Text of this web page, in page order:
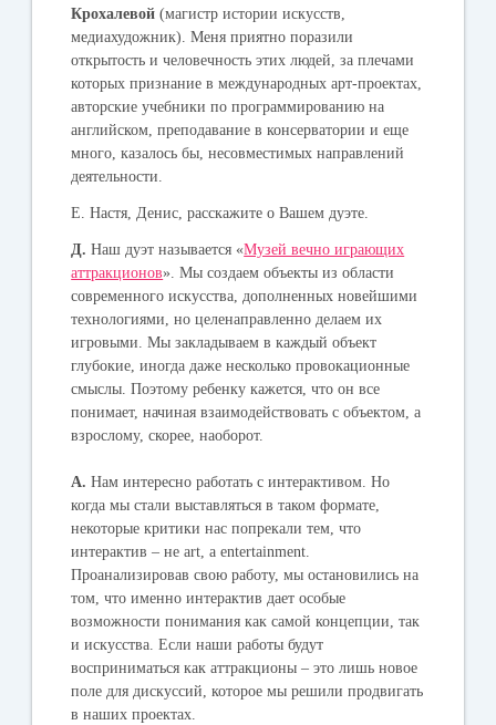
Крохалевой (магистр истории искусств,
медиахудожник). Меня приятно поразили
открытость и человечность этих людей, за плечами
которых признание в международных арт-проектах,
авторские учебники по программированию на
английском, преподавание в консерватории и еще
много, казалось бы, несовместимых направлений
деятельности.
Е. Настя, Денис, расскажите о Вашем дуэте.
Д. Наш дуэт называется «Музей вечно играющих
аттракционов». Мы создаем объекты из области
современного искусства, дополненных новейшими
технологиями, но целенаправленно делаем их
игровыми. Мы закладываем в каждый объект
глубокие, иногда даже несколько провокационные
смыслы. Поэтому ребенку кажется, что он все
понимает, начиная взаимодействовать с объектом, а
взрослому, скорее, наоборот.
А. Нам интересно работать с интерактивом. Но
когда мы стали выставляться в таком формате,
некоторые критики нас попрекали тем, что
интерактив – не art, а entertainment.
Проанализировав свою работу, мы остановились на
том, что именно интерактив дает особые
возможности понимания как самой концепции, так
и искусства. Если наши работы будут
восприниматься как аттракционы – это лишь новое
поле для дискуссий, которое мы решили продвигать
в наших проектах.